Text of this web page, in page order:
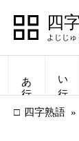
四
あ行 い行
四字熟語